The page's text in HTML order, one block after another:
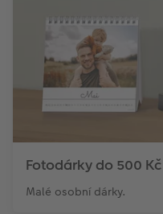
Fotodárky do 500 Kč
Malé osobní dárky.